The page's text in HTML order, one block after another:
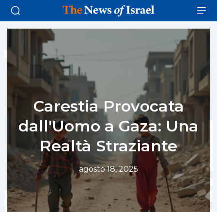
Carestia Provocata
dall'Uomo a Gaza: Una
Realtà Straziante
agosto 18, 2025